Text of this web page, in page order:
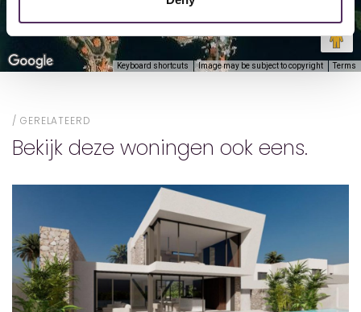
Keyboard shortcuts Image may be subject to copyright Terms
GERELATEERD
Bekijk deze woningen ook eens.